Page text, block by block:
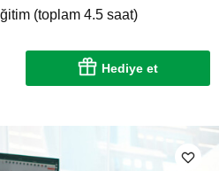
(toplam 4.5 saat)
Hediye et